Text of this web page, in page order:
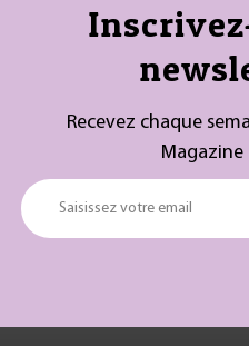
Recevez chaque
Magazine
Saisissez votre email